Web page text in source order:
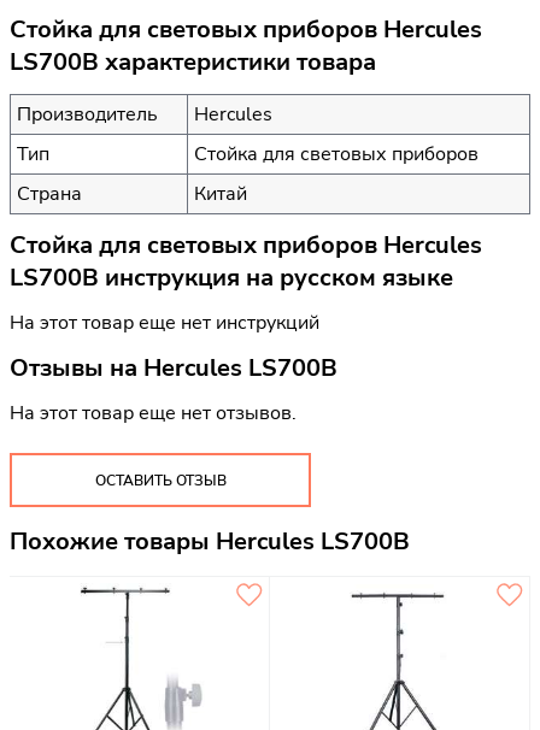
Стойка для световых приборов Hercules
LS700B характеристики товара
Производитель
Hercules
Тип
Стойка для световых приборов
Страна
Китай
Стойка для световых приборов Hercules
LS700B инструкция на русском языке
На этот товар еще нет инструкций
Отзывы на Hercules LS700B
На этот товар еще нет отзывов.
ОСТАВИТЬ ОТЗЫВ
Похожие товары Hercules LS700B